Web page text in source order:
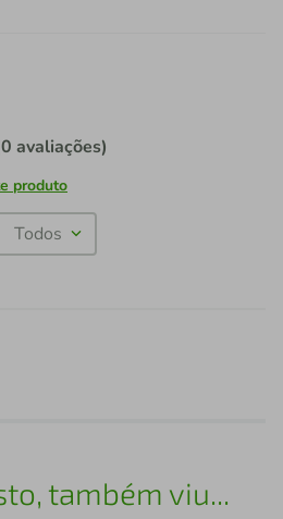
avaliações)
produto
Todos
também viu...